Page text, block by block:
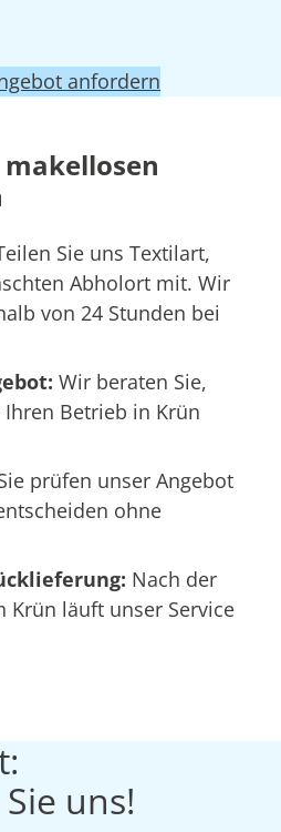
anfordern
Sie uns Textilart,
Abholort mit. Wir
von 24 Stunden bei
Wir beraten Sie,
Betrieb in Krün
prüfen unser Angebot
ohne
Nach der
Krün läuft unser Service
uns!